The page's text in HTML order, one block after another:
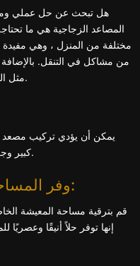
هل تبحث عن حل عملي
المصاعد الزجاجية هي ما
مختلفة من المنزل ، وهي
من مشاكل في التنقل. بالإضافة
مثل البقالة والغسيل والأثاث دون متاعب السلالم.
يمكن أن يؤدي تركيب
كبير وجعله خيارًا أكثر جاذبية للمشترين المحتملين.
4. وفر المساحة من خلال حلنا الصغير:
قم بترقية مساحة المعيشة
إنها توفر حلاً أنيقًا